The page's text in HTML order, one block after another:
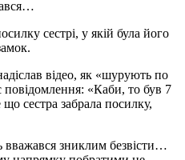
сестрі, у якій була його
відео, як «шурують по
«Каби, то був 7
сестра забрала посилку,
вважався зниклим безвісти…